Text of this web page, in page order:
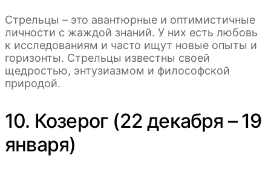
Стрельцы – это авантюрные и оптимистичные
личности с жаждой знаний. У них есть любовь
к исследованиям и часто ищут новые опыты и
горизонты. Стрельцы известны своей
щедростью, энтузиазмом и философской
природой.
10. Козерог (22 декабря – 19
января)